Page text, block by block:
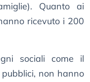
Quanto ai
ricevuto i 200
sociali come il
non hanno